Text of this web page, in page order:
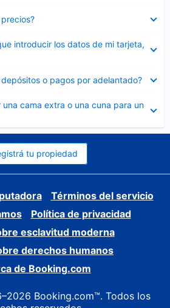
introducir los datos de mi tarjeta,
o pagos por adelantado?
una cama extra o una cuna para un
tu propiedad
Términos del servicio
Política de privacidad
esclavitud moderna
derechos humanos
de Booking.com
Booking.com™. Todos los